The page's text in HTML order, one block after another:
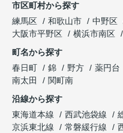
市区町村から探す
練馬区
和歌山市 中野区
大阪市平野区
横浜市南区
町名から探す
春日町
錦 野方 薬円台
南太田
関町南
沿線から探す
東海道本線
西武池袋線
京浜東北線
常磐緩行線